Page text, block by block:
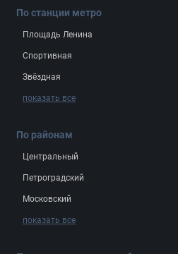
По станции метро
Площадь Ленина
Спортивная
Звёздная
показать все
По районам
Центральный
Петроградский
Московский
показать все